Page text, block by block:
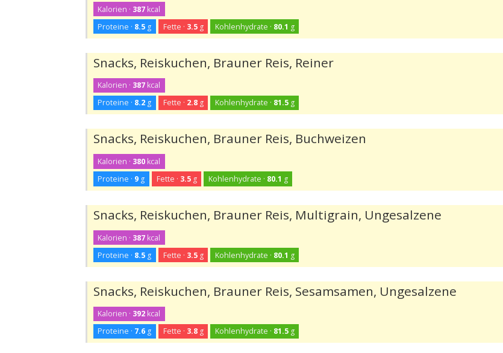
Kalorien · 387 kcal
Proteine · 8.5 g Fette · 3.5g Kohlenhydrate · 80.1 g
Snacks, Reiskuchen, Brauner Reis, Reiner
Kalorien · 387 kcal
Proteine · 8.2 g Fette · 2.8g Kohlenhydrate · 81.5g
Snacks, Reiskuchen, Brauner Reis, Buchweizen
Kalorien · 380 kcal
Proteine · 9 g Fette · 3.5g Kohlenhydrate · 80.1 g
Snacks, Reiskuchen, Brauner Reis, Multigrain, Ungesalzene
Kalorien · 387 kcal
Proteine · 8.5 g Fette · 3.5g Kohlenhydrate · 80.1 g
Snacks, Reiskuchen, Brauner Reis, Sesamsamen, Ungesalzene
Kalorien · 392 kcal
Proteine · 7.6 g Fette · 3.8g Kohlenhydrate · 81.5g